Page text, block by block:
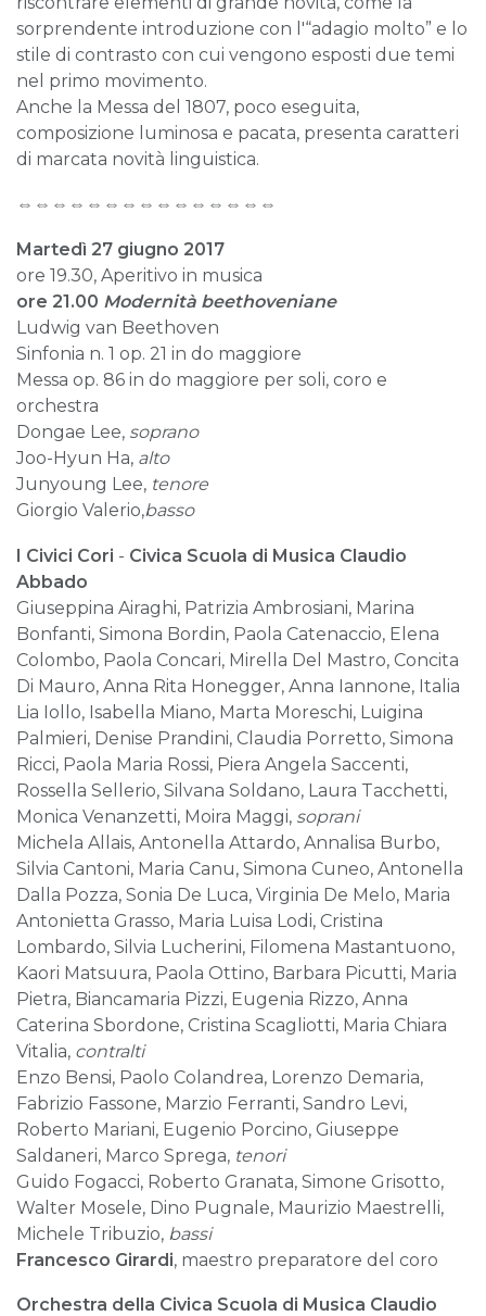
sorprendente introduzione con l'“adagio molto” e lo
stile di contrasto con cui vengono esposti due temi
nel primo movimento.
Anche la Messa del 1807, poco eseguita,
composizione luminosa e pacata, presenta caratteri
di marcata novità linguistica.
⇔⇔⇔⇔⇔⇔⇔⇔⇔⇔⇔⇔⇔⇔⇔
Martedì 27 giugno 2017
ore 19.30, Aperitivo in musica
ore 21.00 Modernità beethoveniane
Ludwig van Beethoven
Sinfonia n. 1 op. 21 in do maggiore
Messa op. 86 in do maggiore per soli, coro e
orchestra
Dongae Lee, soprano
Joo-Hyun Ha, alto
Junyoung Lee, tenore
Giorgio Valerio,basso
I Civici Cori - Civica Scuola di Musica Claudio
Abbado
Giuseppina Airaghi, Patrizia Ambrosiani, Marina
Bonfanti, Simona Bordin, Paola Catenaccio, Elena
Colombo, Paola Concari, Mirella Del Mastro, Concita
Di Mauro, Anna Rita Honegger, Anna Iannone, Italia
Lia Iollo, Isabella Miano, Marta Moreschi, Luigina
Palmieri, Denise Prandini, Claudia Porretto, Simona
Ricci, Paola Maria Rossi, Piera Angela Saccenti,
Rossella Sellerio, Silvana Soldano, Laura Tacchetti,
Monica Venanzetti, Moira Maggi, soprani
Michela Allais, Antonella Attardo, Annalisa Burbo,
Silvia Cantoni, Maria Canu, Simona Cuneo, Antonella
Dalla Pozza, Sonia De Luca, Virginia De Melo, Maria
Antonietta Grasso, Maria Luisa Lodi, Cristina
Lombardo, Silvia Lucherini, Filomena Mastantuono,
Kaori Matsuura, Paola Ottino, Barbara Picutti, Maria
Pietra, Biancamaria Pizzi, Eugenia Rizzo, Anna
Caterina Sbordone, Cristina Scagliotti, Maria Chiara
Vitalia, contralti
Enzo Bensi, Paolo Colandrea, Lorenzo Demaria,
Fabrizio Fassone, Marzio Ferranti, Sandro Levi,
Roberto Mariani, Eugenio Porcino, Giuseppe
Saldaneri, Marco Sprega, tenori
Guido Fogacci, Roberto Granata, Simone Grisotto,
Walter Mosele, Dino Pugnale, Maurizio Maestrelli,
Michele Tribuzio, bassi
Francesco Girardi, maestro preparatore del coro
Orchestra della Civica Scuola di Musica Claudio